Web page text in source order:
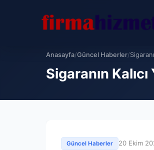
Anasayfa/Güncel Haberler/
Sigaranın
Güncel Haberler 20 Ekim